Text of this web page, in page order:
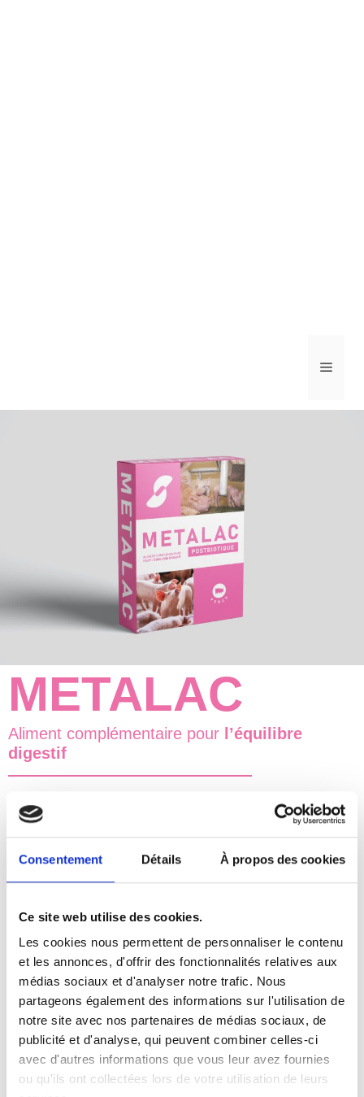
Consentement Détails À propos des cookies
Ce site web utilise des cookies.
Les cookies nous permettent de personnaliser le contenu
et les annonces, d'offrir des fonctionnalités relatives aux
médias sociaux et d'analyser notre trafic. Nous
partageons également des informations sur l'utilisation de
notre site avec nos partenaires de médias sociaux, de
publicité et d'analyse, qui peuvent combiner celles-ci
avec d'autres informations que vous leur avez fournies
ou qu'ils ont collectées lors de votre utilisation de leurs
METALAC
Aliment complémentaire pour l’équilibre
digestif
ESPÈCES CONCERNÉES
BÉNÉFICES
Améliorer de ladigestion
des nutriments
Adhésion à lamuqueuse intestinale
Stimule laréponse immunitaire
Renforcement de la
barrière intestinale
PRÉSENTATION